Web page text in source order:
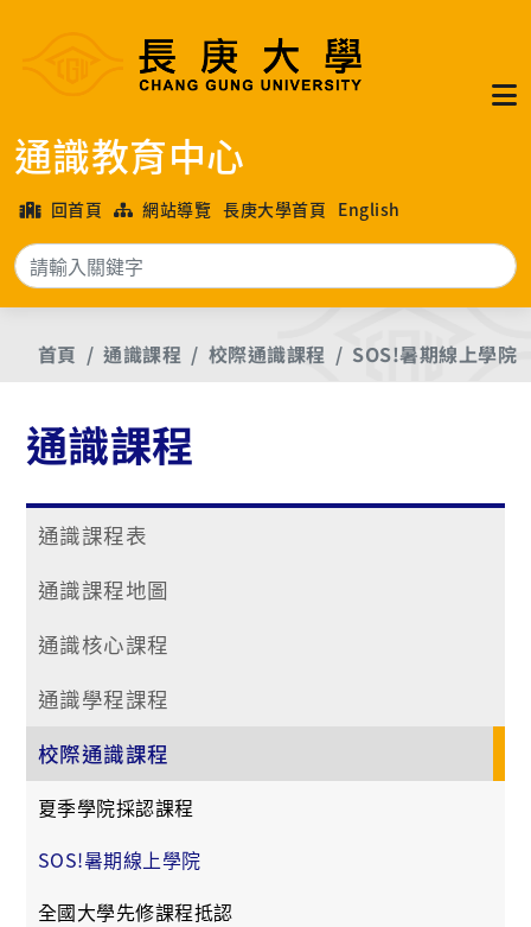
通識教育中心
回首頁 網站導覽 長庚大學首頁 English
搜尋
首頁 通識課程 校際通識課程 SOS!暑期線上學院
通識課程
通識課程表
通識課程地圖
通識核心課程
通識學程課程
校際通識課程
夏季學院採認課程
SOS!暑期線上學院
全國大學先修課程抵認